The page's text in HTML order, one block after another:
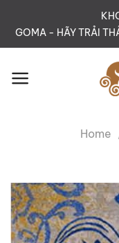
GOMA - HÃY TRẢI
Home